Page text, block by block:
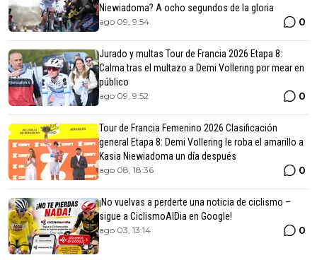
Niewiadoma? A ocho segundos de la gloria
ago 09, 9:54 0
Jurado y multas Tour de Francia 2026 Etapa 8:
Calma tras el multazo a Demi Vollering por mear en
público
ago 09, 9:52 0
Tour de Francia Femenino 2026 Clasificación
general Etapa 8: Demi Vollering le roba el amarillo a
Kasia Niewiadoma un día después
ago 08, 18:36 0
¡No vuelvas a perderte una noticia de ciclismo –
sigue a CiclismoAlDia en Google!
ago 03, 13:14 0